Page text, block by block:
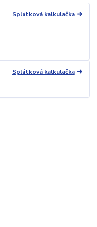
Splátková kalkulačka
Splátková kalkulačka